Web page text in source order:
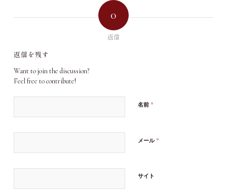
0
返信
返信を残す
Want to join the discussion?
Feel free to contribute!
名前 *
メール *
サイト